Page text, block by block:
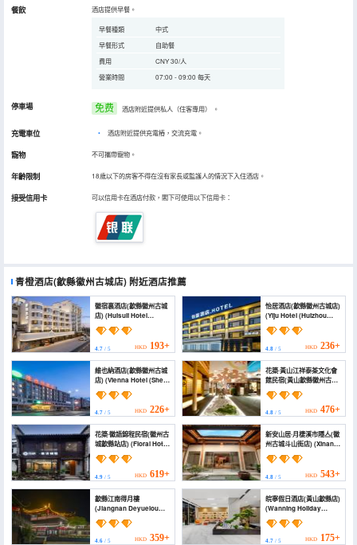
餐飲 酒店提供早餐。
早餐種類
中式
早餐形式
自助餐
費用
CNY 30/人
營業時間
07:00 - 09:00 每天
停車場 免费 酒店附近提供私人（住客專用） 。
充電車位 • 酒店附近提供充電樁，交流充電。
寵物 不可攜帶寵物。
年齡限制 18歲以下的房客不得在沒有家長或監護人的情況下入住酒店。
接受信用卡 可以信用卡在酒店付款，閣下可使用以下信用卡：
青橙酒店(歙縣徽州古城店) 附近酒店推薦
徽宿裏酒店(歙縣徽州古城
店) (Huisuli Hotel
(Shexian Huizhou
Ancient City))
4.7 / 5 HKD 193+
怡居酒店(歙縣徽州古城店)
(Yiju Hotel (Huizhou
Ancient City Branch,
Jixian County))
4.8/ 5 HKD 236+
維也納酒店(歙縣徽州古城
店) (Vienna Hotel (She
County Huizhou Old
Town))
4.7 / 5 HKD 226+
花築·黃山江祥泰茶文化會
館民宿(黃山歙縣徽州古城
店) (Floral Hotel ·
Jiangxiangtai Tea
Culture Hall hotel
(Huizhou Ancient City))
4.8/ 5 HKD 476+
花築·徽語錦程民宿(徽州古
城歙縣站店) (Floral Hotel
·Huayu Jincheng Hotel)
4.9 / 5 HKD 619+
新安山居·月棲溪市隱亼(徽
州古城斗山街店) (Xinan
Hermitage Ancient
House Hotel)
4.8/ 5 HKD 543+
歙縣江南得月樓
(Jiangnan Deyuelou
Hotel)
4.6 / 5 HKD 359+
皖寧假日酒店(黃山歙縣店)
(Wanning Holiday
Hotel)
4.7/ 5 HKD 175+